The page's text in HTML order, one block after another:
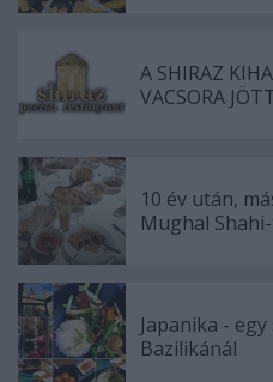
A SHIRAZ
VACSORA
10 év után,
Mughal
Japanika -
Bazilikánál